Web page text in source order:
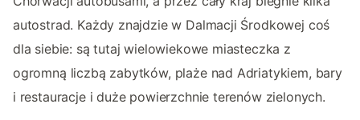
autostrad. Każdy znajdzie w Dalmacji Środkowej coś
dla siebie: są tutaj wielowiekowe miasteczka z
ogromną liczbą zabytków, plaże nad Adriatykiem, bary
i restauracje i duże powierzchnie terenów zielonych.